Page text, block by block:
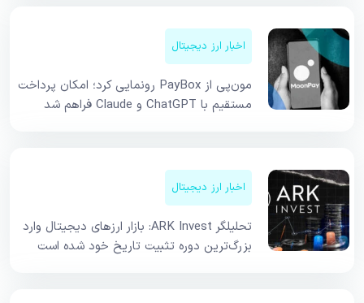
اخبار ارز دیجیتال
مون‌پی از PayBox رونمایی کرد؛ امکان پرداخت
مستقیم با ChatGPT و Claude فراهم شد
اخبار ارز دیجیتال
تحلیلگر ARK Invest: بازار ارزهای دیجیتال وارد
بزرگ‌ترین دوره تثبیت تاریخ خود شده است